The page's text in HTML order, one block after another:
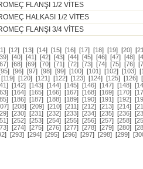
FLANŞI 1/2 VİTES
HALKASI 1/2 VİTES
FLANŞI 3/4 VİTES
] [12] [13] [14] [15] [16] [17] [18] [19] [20] [
39] [40] [41] [42] [43] [44] [45] [46] [47] [48] [
67] [68] [69] [70] [71] [72] [73] [74] [75] [76] [
95] [96] [97] [98] [99] [100] [101] [102] [103] [
[119] [120] [121] [122] [123] [124] [125] [126] [
] [142] [143] [144] [145] [146] [147] [148] [
] [164] [165] [166] [167] [168] [169] [170] [
] [186] [187] [188] [189] [190] [191] [192] [
] [208] [209] [210] [211] [212] [213] [214] [
] [230] [231] [232] [233] [234] [235] [236] [
] [252] [253] [254] [255] [256] [257] [258] [
] [274] [275] [276] [277] [278] [279] [280] [
] [293] [294] [295] [296] [297] [298] [299] [